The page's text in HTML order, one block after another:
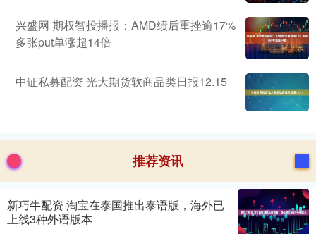
兴盛网 期权智投播报：AMD绩后重挫逾17%
多张put单涨超14倍
中证私募配资 光大期货软商品类日报12.15
推荐资讯
新巧牛配资 淘宝在泰国推出泰语版，海外已
上线3种外语版本